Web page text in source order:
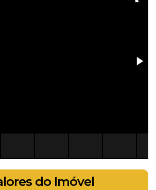
do Imóvel